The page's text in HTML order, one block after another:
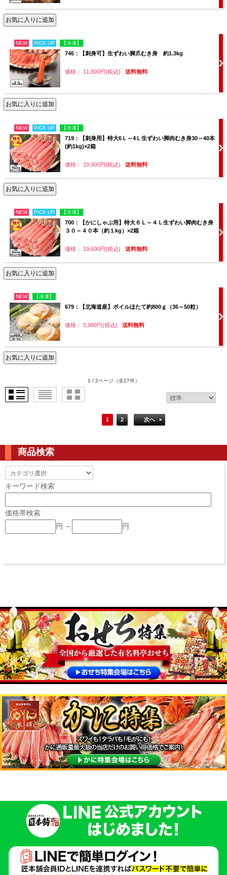
NEW PICK UP 【冷凍】
746：【刺身可】生ずわい脚爪むき身 約1.3kg
価格： 11,800円(税込) 送料無料
NEW PICK UP 【冷凍】
719：【刺身用】特大6Ｌ～4Ｌ生ずわい脚肉むき身30～40本
(約1kg)×2箱
価格： 19,900円(税込) 送料無料
NEW PICK UP 【冷凍】
700：【かにしゃぶ用】特大６Ｌ～４Ｌ生ずわい脚肉むき身
３０～４０本（約１kg）×2箱
価格： 19,600円(税込) 送料無料
NEW 【冷凍】
679：【北海道産】ボイルほたて約800ｇ（36～50粒）
価格： 5,980円(税込) 送料無料
1 / 2ページ （全27件）
1 2 次へ
商品検索
キーワード検索
価格帯検索
円 ～
円